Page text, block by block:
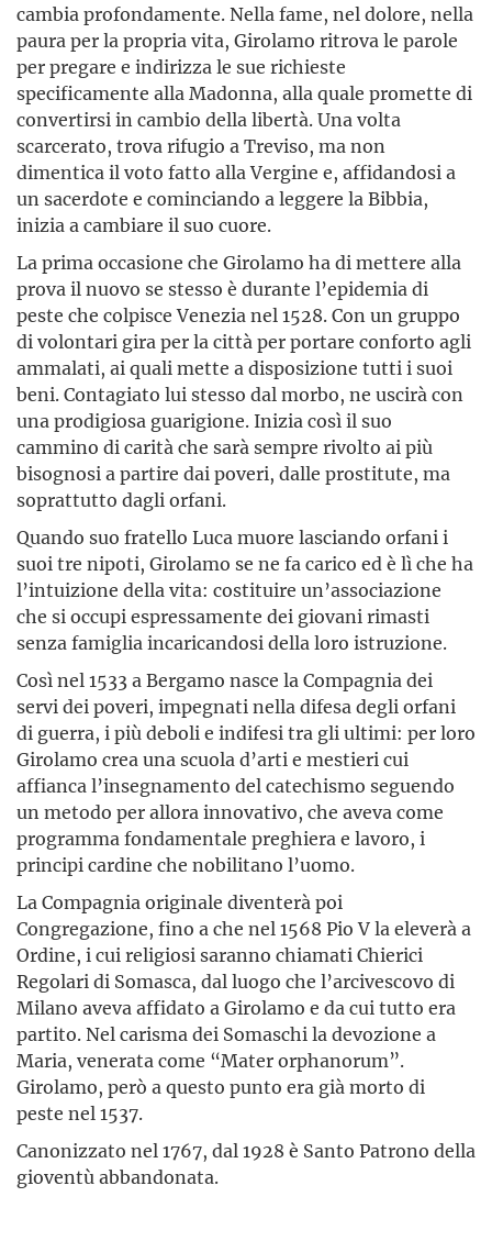
cambia profondamente. Nella fame, nel dolore, nella
paura per la propria vita, Girolamo ritrova le parole
per pregare e indirizza le sue richieste
specificamente alla Madonna, alla quale promette di
convertirsi in cambio della libertà. Una volta
scarcerato, trova rifugio a Treviso, ma non
dimentica il voto fatto alla Vergine e, affidandosi a
un sacerdote e cominciando a leggere la Bibbia,
inizia a cambiare il suo cuore.
La prima occasione che Girolamo ha di mettere alla
prova il nuovo se stesso è durante l’epidemia di
peste che colpisce Venezia nel 1528. Con un gruppo
di volontari gira per la città per portare conforto agli
ammalati, ai quali mette a disposizione tutti i suoi
beni. Contagiato lui stesso dal morbo, ne uscirà con
una prodigiosa guarigione. Inizia così il suo
cammino di carità che sarà sempre rivolto ai più
bisognosi a partire dai poveri, dalle prostitute, ma
soprattutto dagli orfani.
Quando suo fratello Luca muore lasciando orfani i
suoi tre nipoti, Girolamo se ne fa carico ed è lì che ha
l’intuizione della vita: costituire un’associazione
che si occupi espressamente dei giovani rimasti
senza famiglia incaricandosi della loro istruzione.
Così nel 1533 a Bergamo nasce la Compagnia dei
servi dei poveri, impegnati nella difesa degli orfani
di guerra, i più deboli e indifesi tra gli ultimi: per loro
Girolamo crea una scuola d’arti e mestieri cui
affianca l’insegnamento del catechismo seguendo
un metodo per allora innovativo, che aveva come
programma fondamentale preghiera e lavoro, i
principi cardine che nobilitano l’uomo.
La Compagnia originale diventerà poi
Congregazione, fino a che nel 1568 Pio V la eleverà a
Ordine, i cui religiosi saranno chiamati Chierici
Regolari di Somasca, dal luogo che l’arcivescovo di
Milano aveva affidato a Girolamo e da cui tutto era
partito. Nel carisma dei Somaschi la devozione a
Maria, venerata come “Mater orphanorum”.
Girolamo, però a questo punto era già morto di
peste nel 1537.
Canonizzato nel 1767, dal 1928 è Santo Patrono della
gioventù abbandonata.